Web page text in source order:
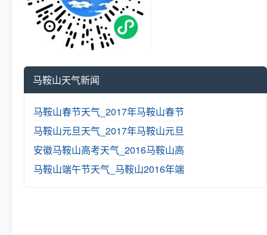
马鞍山天气新闻
马鞍山春节天气_2017年马鞍山春节
马鞍山元旦天气_2017年马鞍山元旦
安徽马鞍山高考天气_2016马鞍山高
马鞍山端午节天气_马鞍山2016年端